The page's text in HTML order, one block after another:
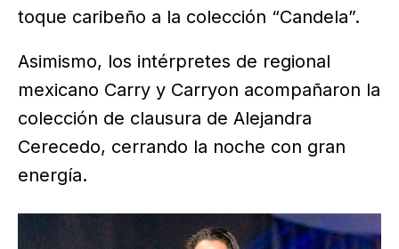
toque caribeño a la colección “Candela”.
Asimismo, los intérpretes de regional
mexicano Carry y Carryon acompañaron la
colección de clausura de Alejandra
Cerecedo, cerrando la noche con gran
energía.